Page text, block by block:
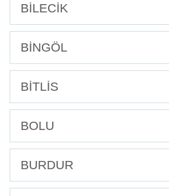
BİLECİK
BİNGÖL
BİTLİS
BOLU
BURDUR